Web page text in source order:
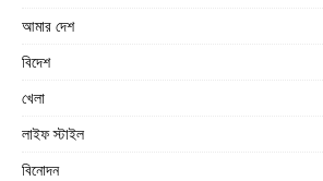
আমার দেশ
বিদেশ
খেলা
লাইফ স্টাইল
বিনোদন